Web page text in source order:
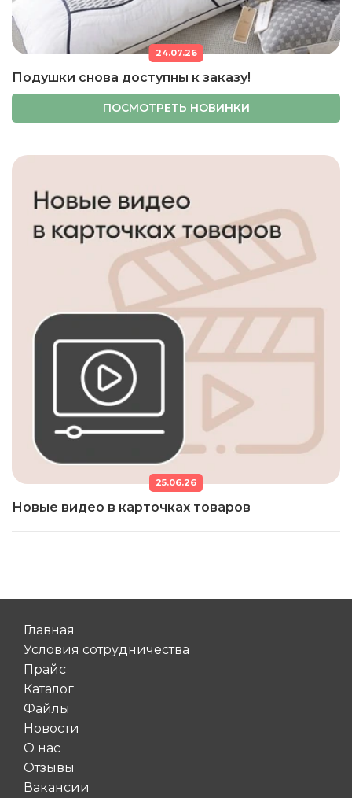
24.07.26
Подушки снова доступны к заказу!
ПОСМОТРЕТЬ НОВИНКИ
25.06.26
Новые видео в карточках товаров
Главная
Условия сотрудничества
Прайс
Каталог
Файлы
Новости
О нас
Отзывы
Вакансии